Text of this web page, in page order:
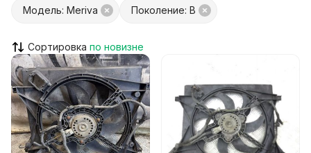
Модель: Meriva Поколение: B
Сортировка